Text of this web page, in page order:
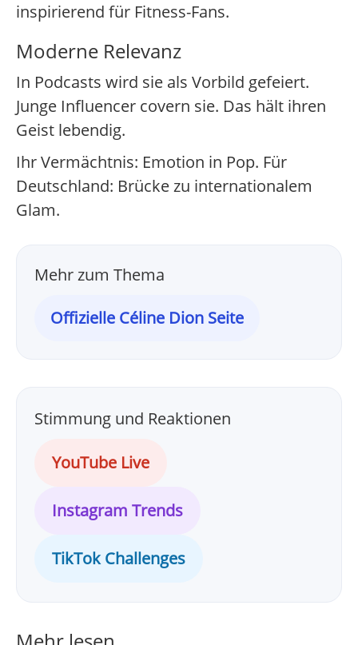
inspirierend für Fitness-Fans.
Moderne Relevanz
In Podcasts wird sie als Vorbild gefeiert.
Junge Influencer covern sie. Das hält ihren
Geist lebendig.
Ihr Vermächtnis: Emotion in Pop. Für
Deutschland: Brücke zu internationalem
Glam.
Mehr zum Thema
Offizielle Céline Dion Seite
Stimmung und Reaktionen
YouTube Live
Instagram Trends
TikTok Challenges